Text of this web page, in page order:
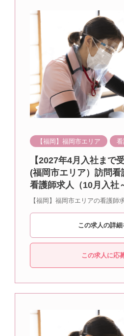
【福岡】福岡市エリア 看
【2027年4月入社まで
(福岡市エリア）訪問
看護師求人（10月入社
【福岡】福岡市エリアの看護師
この求人の詳細
この求人に応